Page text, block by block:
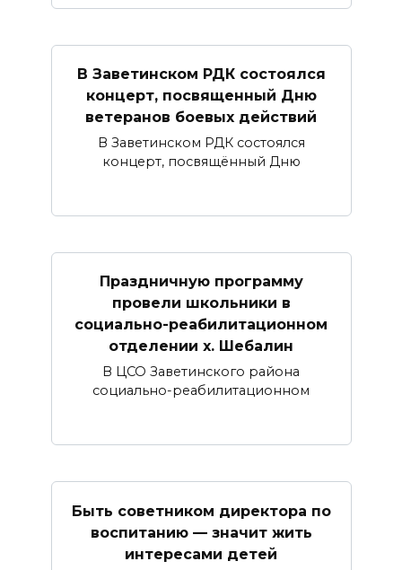
В Заветинском РДК состоялся
концерт, посвященный Дню
ветеранов боевых действий
В Заветинском РДК состоялся
концерт, посвящённый Дню
Праздничную программу
провели школьники в
социально-реабилитационном
отделении х. Шебалин
В ЦСО Заветинского района
социально-реабилитационном
Быть советником директора по
воспитанию — значит жить
интересами детей